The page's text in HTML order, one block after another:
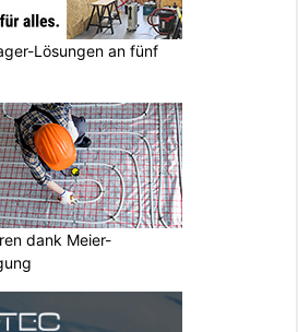
Lösungen an fünf
dank Meier-